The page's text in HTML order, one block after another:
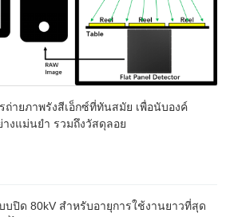
ถ่ายภาพรังสีเอ็กซ์ที่ทันสมัย เพื่อนับองค์
งแม่นยํา รวมถึงวัสดุลอย
บปิด 80kV สําหรับอายุการใช้งานยาวที่สุด